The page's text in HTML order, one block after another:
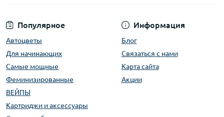
Популярное
Автоцветы
Для начинающих
Самые мощные
Феминизированные
ВЕЙПЫ
Картриджи и аксессуары
Информация
Блог
Связаться с нами
Карта сайта
Акции